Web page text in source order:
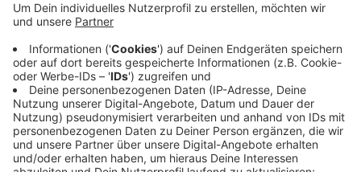
habe geholfen, den mutmaßlichen Großdealer zu
Drogen im Wert von 400.000 Euro gefunden - dazu
noch Schusswaffen und viel Bargeld. Er soll viele
kleine Dealer am Berliner Platz versorgt haben.
Neben dem „Drogenkönig“ wurden noch drei
weitere Männer festgenommen.
Veröffentlicht:Freitag, 27.09.2019 06:16